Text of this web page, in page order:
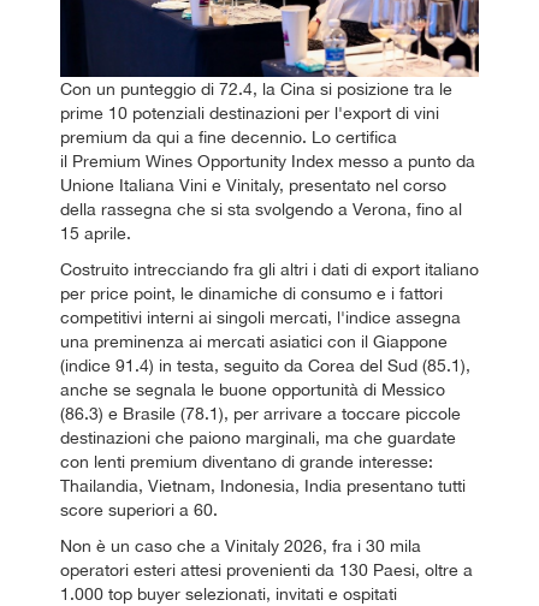
Con un punteggio di 72.4, la Cina si posizione tra le
prime 10 potenziali destinazioni per l'export di vini
premium da qui a fine decennio. Lo certifica
il Premium Wines Opportunity Index messo a punto da
Unione Italiana Vini e Vinitaly, presentato nel corso
della rassegna che si sta svolgendo a Verona, fino al
15 aprile.
Costruito intrecciando fra gli altri i dati di export italiano
per price point, le dinamiche di consumo e i fattori
competitivi interni ai singoli mercati, l'indice assegna
una preminenza ai mercati asiatici con il Giappone
(indice 91.4) in testa, seguito da Corea del Sud (85.1),
anche se segnala le buone opportunità di Messico
(86.3) e Brasile (78.1), per arrivare a toccare piccole
destinazioni che paiono marginali, ma che guardate
con lenti premium diventano di grande interesse:
Thailandia, Vietnam, Indonesia, India presentano tutti
score superiori a 60.
Non è un caso che a Vinitaly 2026, fra i 30 mila
operatori esteri attesi provenienti da 130 Paesi, oltre a
1.000 top buyer selezionati, invitati e ospitati